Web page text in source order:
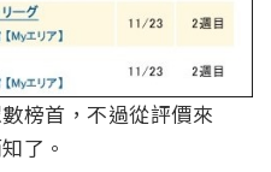
榜首，不過從評價來
了。